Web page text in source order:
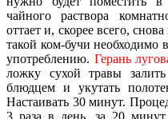
чайного раствора
оттает и, скорее всего,
такой ком-бучи необходимо
употреблению. Герань
ложку сухой травы
блюдцем и укутать
Настаивать 30 минут.